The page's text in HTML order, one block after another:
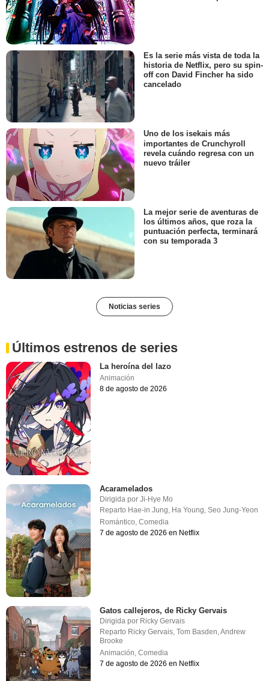
Es la serie más vista de toda la
historia de Netflix, pero su spin-
off con David Fincher ha sido
cancelado
Uno de los isekais más
importantes de Crunchyroll
revela cuándo regresa con un
nuevo tráiler
La mejor serie de aventuras de
los últimos años, que roza la
puntuación perfecta, terminará
con su temporada 3
Noticias series
Últimos estrenos de series
La heroína del lazo
Animación
8 de agosto de 2026
Acaramelados
Dirigida porJi-Hye Mo
Reparto Hae-in Jung Ha Young ,Seo Jung-Yeon
Romántico ,Comedia
7 de agosto de 2026 en Netflix
Gatos callejeros, de Ricky Gervais
Dirigida por Ricky Gervais
Reparto Ricky Gervais,Tom Basden,Andrew
Brooke
Animación,Comedia
7 de agosto de 2026 en Netflix